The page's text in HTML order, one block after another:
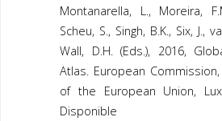
Montanarella, L., Moreira,
Scheu, S., Singh, B.K., Six, J.,
Wall, D.H. (Eds.), 2016,
Atlas. European
of the European Union,